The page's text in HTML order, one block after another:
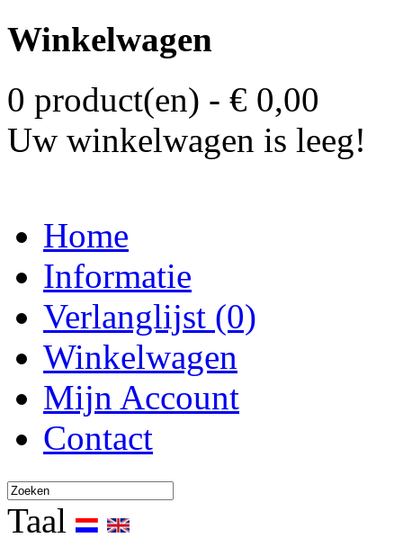
Winkelwagen
0 product(en) - € 0,00
Uw winkelwagen is leeg!
Home
Informatie
Verlanglijst (0)
Winkelwagen
Mijn Account
Contact
Taal